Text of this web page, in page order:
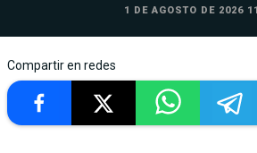
1 DE AGOSTO DE 2026
Compartir en redes